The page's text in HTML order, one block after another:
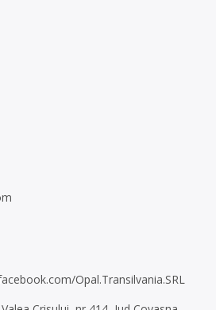
Opal.Transilvania.SRL